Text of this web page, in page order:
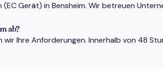
Gerät) in Bensheim. Wir betreuen
ab?
Ihre Anforderungen. Innerhalb von 48